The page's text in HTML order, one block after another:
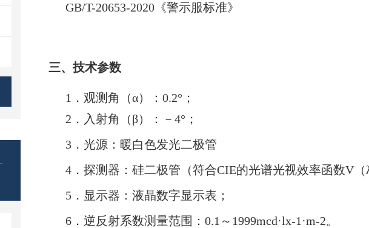
GB/T-20653-2020《警示服标准》
三、技术参数
1．观测角（α）：0.2°；
2．入射角（β）：－4°；
3．光源：暖白色发光二极管
4．探测器：硅二极管（符合CIE的光谱光视效率函数V（
5．显示器：液晶数字显示表；
6．逆反射系数测量范围：0.1～1999mcd·lx-1·m-2。